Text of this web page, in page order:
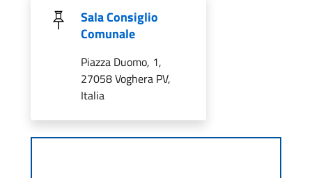
Sala Consiglio
Comunale
Piazza Duomo, 1,
27058 Voghera PV,
Italia